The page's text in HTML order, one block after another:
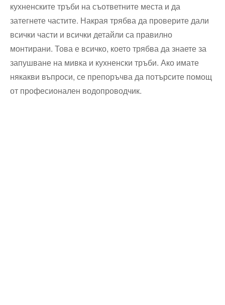
кухненските тръби на съответните места и да
затегнете частите. Накрая трябва да проверите дали
всички части и всички детайли са правилно
монтирани. Това е всичко, което трябва да знаете за
запушване на мивка и кухненски тръби. Ако имате
някакви въпроси, се препоръчва да потърсите помощ
от професионален водопроводчик.